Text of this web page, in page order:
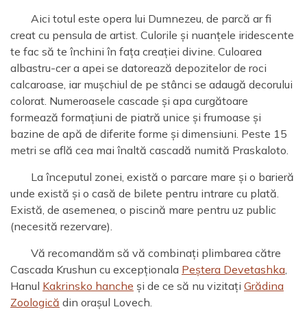
Aici totul este opera lui Dumnezeu, de parcă ar fi
creat cu pensula de artist. Culorile și nuanțele iridescente
te fac să te închini în fața creației divine. Culoarea
albastru-cer a apei se datorează depozitelor de roci
calcaroase, iar mușchiul de pe stânci se adaugă decorului
colorat. Numeroasele cascade și apa curgătoare
formează formațiuni de piatră unice și frumoase și
bazine de apă de diferite forme și dimensiuni. Peste 15
metri se află cea mai înaltă cascadă numită Praskaloto.
La începutul zonei, există o parcare mare și o barieră
unde există și o casă de bilete pentru intrare cu plată.
Există, de asemenea, o piscină mare pentru uz public
(necesită rezervare).
Vă recomandăm să vă combinați plimbarea către
Cascada Krushun cu excepționala Peștera Devetashka,
Hanul Kakrinsko hanche și de ce să nu vizitați Grădina
Zoologică din orașul Lovech.